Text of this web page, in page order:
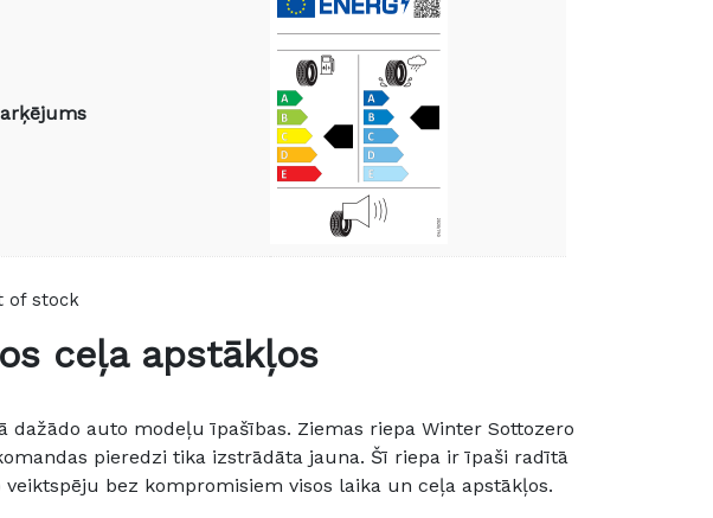
of stock
ceļa apstākļos
auto modeļu īpašības. Ziemas riepa Winter Sottozero
pieredzi tika izstrādāta jauna. Šī riepa ir īpaši radītā
bez kompromisiem visos laika un ceļa apstākļos.